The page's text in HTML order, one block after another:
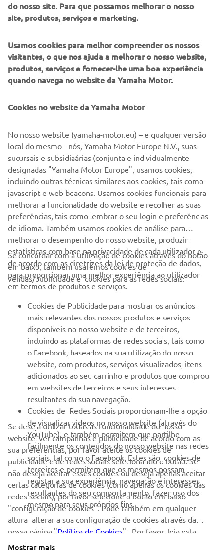
Ler mais
Ler mais
EMPRESA
MAIS YAMAHA
SERVIÇO E SUPORTE
NEWSLETTER
Seja o primeiro a saber das últimas ofertas, eventos especiais,
novos lançamentos e muito mais
SUBSCREVER
Leia a nossa Política de Privacidade para saber como processamos
os seus dados pessoais: Politica de Privacidade
Portugal (Portuguese)
do nosso site. Para que possamos melhorar o nosso
site, produtos, serviços e marketing.
Usamos cookies para melhor compreender os nossos
visitantes, o que nos ajuda a melhorar o nosso website,
produtos, serviços e fornecer-lhe uma boa experiência
quando navega no website da Yamaha Motor.
Cookies no website da Yamaha Motor
No nosso website (yamaha-motor.eu) – e qualquer versão
local do mesmo - nós, Yamaha Motor Europe N.V., suas
sucursais e subsidiaárias (conjunta e individualmente
designadas "Yamaha Motor Europe", usamos cookies,
incluindo outras técnicas similares aos cookies, tais como
javascript e web beacons. Usamos cookies funcionais para
melhorar a funcionalidade do website e recolher as suas
preferências, tais como lembrar o seu login e preferências
de idioma. Também usamos cookies de análise para
melhorar o desempenho do nosso website, produzir
estatísticas com base na privacidade de cada utilizador e
de acordo com as diretrizes da lei de proteção de dados,
para proporcionar uma melhor experiência ao utilizador
em termos de produtos e serviços.
Se concordar com a utilização de cookies através do botão
em baixo, também usaremos cookies de
vendas/publicidade e cookies para as redes sociais:
Cookies de Publicidade para mostrar os anúncios
mais relevantes dos nossos produtos e serviços
disponíveis no nosso website e de terceiros,
incluindo as plataformas de redes sociais, tais como
o Facebook, baseados na sua utilização do nosso
website, com produtos, serviços visualizados, itens
adicionados ao seu carrinho e produtos que comprou
em websites de terceiros e seus interesses
resultantes da sua navegação.
Cookies de Redes Sociais proporcionam-lhe a opção
de visualizar videos no nosso website (através do
YouTube), e também permitem que partilhe
facilmente os conteúdos do nosso website nas redes
sociais, tal como o Facebook. Estes são cookies de
terceiros e permitem que os mesmos possam
registar a sua experiência, navegação e interesses
resultantes do seu comportamento, fazer uso dos
mesmo para seus próprios fins.
Se deseja utilizar todas as funcionalidade do nosso
website, ver campanhas e publicidade de acordo com as
sua preferências, por favor aceite os cookies de
publicidade e de redes sociais selecionando o botão. Se
não deseja aceitar esses cookies ou deseja apenas aceitar
certas categorias de cookies (como apenas os cookies das
redes sociais), por favor selecione o botão em baixo
"configuração de cookies". Pode também em qualquer
altura alterar a sua configuração de cookies através da
nossa página "Política de Cookies" . Por favor, leia esta
política de cookies para saber mais sobre os cookies que
Mostrar mais